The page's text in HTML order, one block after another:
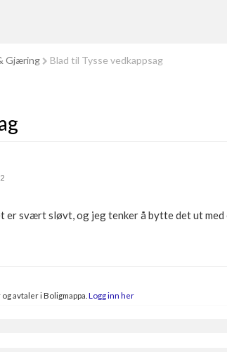
Gjæring Blad til Tysse vedkappsag
er svært sløvt, og jeg tenker å bytte det ut
avtaler i Boligmappa. Logg inn her